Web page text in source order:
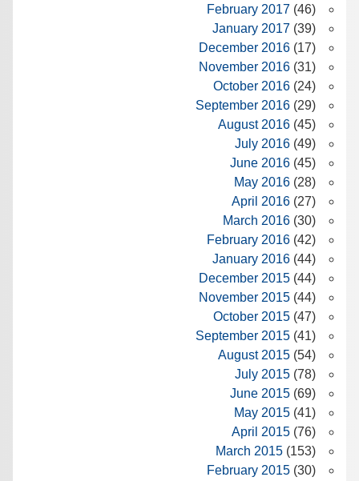
February 2017 (46)
January 2017 (39)
December 2016 (17)
November 2016 (31)
October 2016 (24)
September 2016 (29)
August 2016 (45)
July 2016 (49)
June 2016 (45)
May 2016 (28)
April 2016 (27)
March 2016 (30)
February 2016 (42)
January 2016 (44)
December 2015 (44)
November 2015 (44)
October 2015 (47)
September 2015 (41)
August 2015 (54)
July 2015 (78)
June 2015 (69)
May 2015 (41)
April 2015 (76)
March 2015 (153)
February 2015 (30)